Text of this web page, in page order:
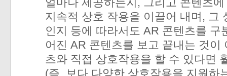
지속적 상호 작용을 이끌어 내며, 그
인지 등에 따라서도 AR 콘텐츠를 구
어진 AR 콘텐츠를 보고 끝내는 것이
츠와 직접 상호작용을 할 수 있다면
(즉, 보다 다양한 상호작용을 지원하